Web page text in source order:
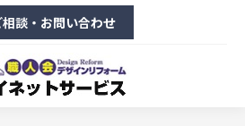
相談・お問い合わせ